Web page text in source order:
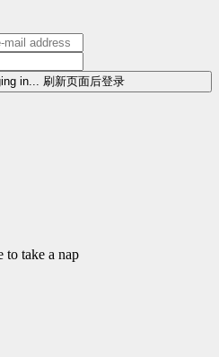
in... 刷新页面后登录
to take a nap